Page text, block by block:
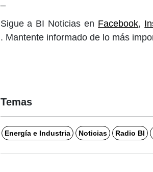
Sigue a BI Noticias en Facebook,
. Mantente informado de lo más
Temas
Energía e Industria Noticias Radio BI